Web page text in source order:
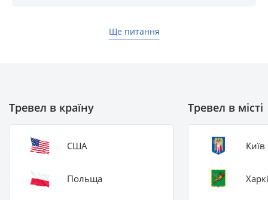
Ще питання
Тревел в країну
США
Польща
Тревел в місті
Київ